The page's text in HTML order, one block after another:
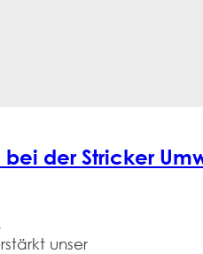
der Stricker
unser